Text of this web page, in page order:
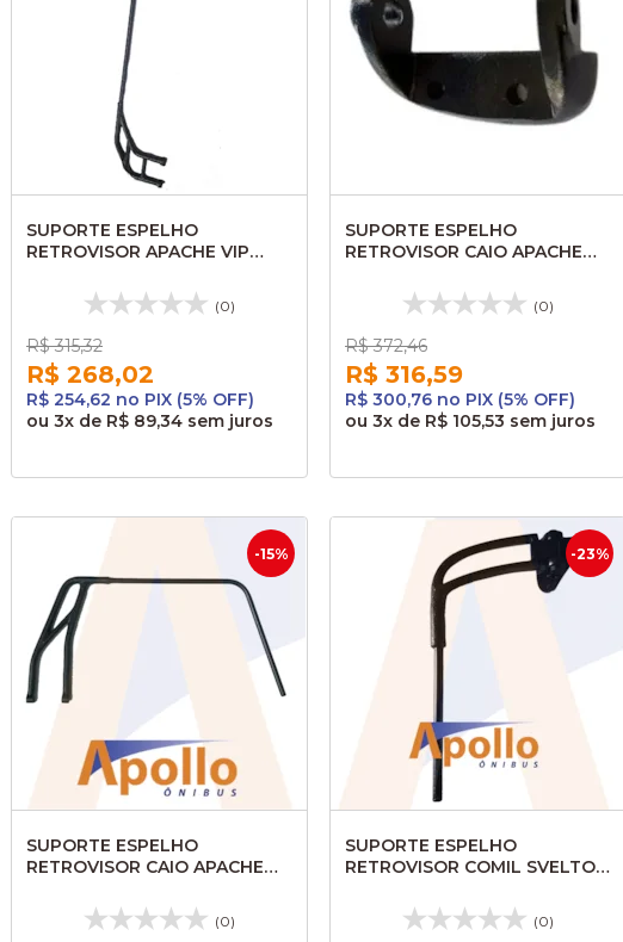
SUPORTE ESPELHO
RETROVISOR APACHE VIP
(0)
R$ 315,32
R$ 268,02
R$ 254,62 no PIX (5% OFF)
ou 3x de R$ 89,34 sem juros
SUPORTE ESPELHO
RETROVISOR CAIO APACHE
(0)
R$ 372,46
R$ 316,59
R$ 300,76 no PIX (5% OFF)
ou 3x de R$ 105,53 sem juros
-15%
SUPORTE ESPELHO
RETROVISOR CAIO APACHE
(0)
-23%
SUPORTE ESPELHO
RETROVISOR COMIL SVELTO
ALUMBRASIL
(0)